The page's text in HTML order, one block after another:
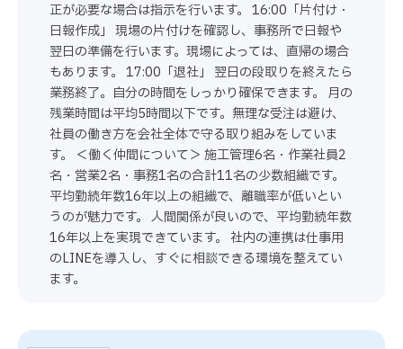
正が必要な場合は指示を行います。 16:00「片付け・
日報作成」 現場の片付けを確認し、事務所で日報や
翌日の準備を行います。現場によっては、直帰の場合
もあります。 17:00「退社」 翌日の段取りを終えたら
業務終了。自分の時間をしっかり確保できます。 月の
残業時間は平均5時間以下です。無理な受注は避け、
社員の働き方を会社全体で守る取り組みをしていま
す。 ＜働く仲間について＞ 施工管理6名・作業社員2
名・営業2名・事務1名の合計11名の少数組織です。
平均勤続年数16年以上の組織で、離職率が低いとい
うのが魅力です。 人間関係が良いので、平均勤続年数
16年以上を実現できています。 社内の連携は仕事用
のLINEを導入し、すぐに相談できる環境を整えてい
ます。